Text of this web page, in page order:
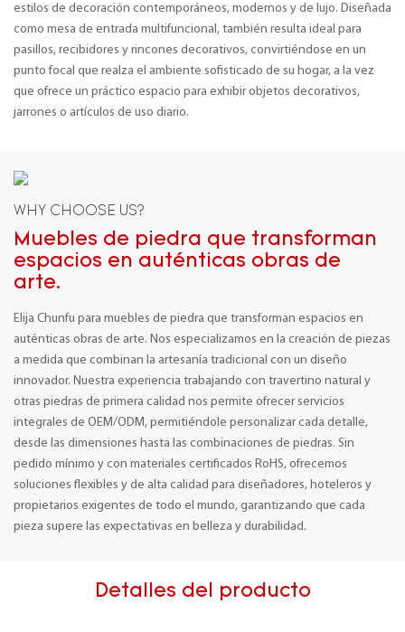
estilos de decoración contemporáneos, modernos y de lujo. Diseñada
como mesa de entrada multifuncional, también resulta ideal para
pasillos, recibidores y rincones decorativos, convirtiéndose en un
punto focal que realza el ambiente sofisticado de su hogar, a la vez
que ofrece un práctico espacio para exhibir objetos decorativos,
jarrones o artículos de uso diario.
WHY CHOOSE US?
Muebles de piedra que transforman
espacios en auténticas obras de
arte.
Elija Chunfu para muebles de piedra que transforman espacios en
auténticas obras de arte. Nos especializamos en la creación de piezas
a medida que combinan la artesanía tradicional con un diseño
innovador. Nuestra experiencia trabajando con travertino natural y
otras piedras de primera calidad nos permite ofrecer servicios
integrales de OEM/ODM, permitiéndole personalizar cada detalle,
desde las dimensiones hasta las combinaciones de piedras. Sin
pedido mínimo y con materiales certificados RoHS, ofrecemos
soluciones flexibles y de alta calidad para diseñadores, hoteleros y
propietarios exigentes de todo el mundo, garantizando que cada
pieza supere las expectativas en belleza y durabilidad.
Detalles del producto